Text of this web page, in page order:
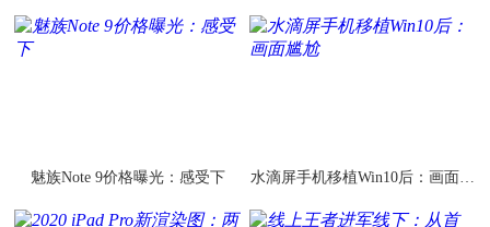
魅族Note 9价格曝光：感受下
水滴屏手机移植Win10后：画面尴